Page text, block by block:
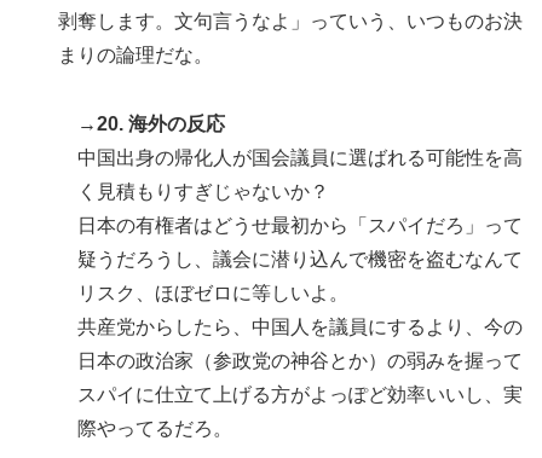
剥奪します。文句言うなよ」っていう、いつものお決
まりの論理だな。
→20. 海外の反応
中国出身の帰化人が国会議員に選ばれる可能性を高
く見積もりすぎじゃないか？
日本の有権者はどうせ最初から「スパイだろ」って
疑うだろうし、議会に潜り込んで機密を盗むなんて
リスク、ほぼゼロに等しいよ。
共産党からしたら、中国人を議員にするより、今の
日本の政治家（参政党の神谷とか）の弱みを握って
スパイに仕立て上げる方がよっぽど効率いいし、実
際やってるだろ。